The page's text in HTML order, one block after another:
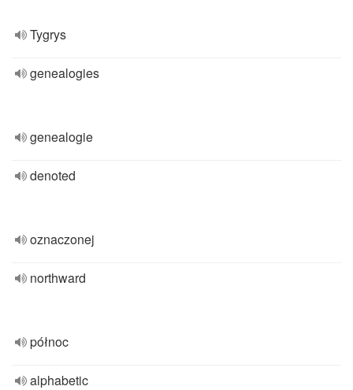
Tygrys
genealogies
genealogie
denoted
oznaczonej
northward
północ
alphabetic